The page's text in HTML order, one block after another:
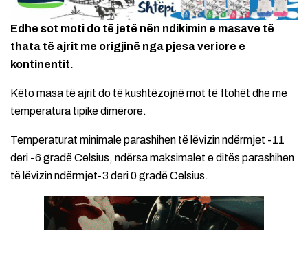
Edhe sot moti do të jetë nën ndikimin e masave të
thata të ajrit me origjinë nga pjesa veriore e
kontinentit.
Këto masa të ajrit do të kushtëzojnë mot të ftohët dhe me
temperatura tipike dimërore.
Temperaturat minimale parashihen të lëvizin ndërmjet -11
deri -6 gradë Celsius, ndërsa maksimalet e ditës parashihen
të lëvizin ndërmjet-3 deri 0 gradë Celsius.